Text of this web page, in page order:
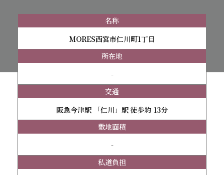
名称
MORES西宮市仁川町1丁目
所在地
-
交通
阪急今津駅 「仁川」駅 徒歩約 13分
敷地面積
-
私道負担